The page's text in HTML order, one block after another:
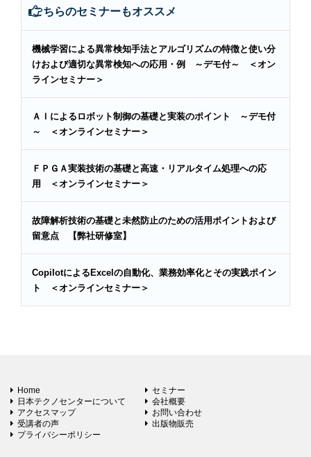
こちらのセミナーもオススメ
機械学習による異常検知手法とアルゴリズムの特徴と使い分
けおよび適切な異常検知への応用・例 ～デモ付～ ＜オン
ラインセミナー＞
ＡＩによるロボット制御の基礎と実装のポイント ～デモ付
～ ＜オンラインセミナー＞
ＦＰＧＡ実装技術の基礎と高速・リアルタイム処理への応
用 ＜オンラインセミナー＞
故障解析技術の基礎と未然防止のための活用ポイントおよび
留意点 【弊社研修室】
CopilotによるExcelの自動化、業務効率化とその実践ポイン
ト ＜オンラインセミナー＞
Home
セミナー
日本テクノセンターについて
会社概要
アクセスマップ
お問い合わせ
受講者の声
出版物販売
プライバシーポリシー